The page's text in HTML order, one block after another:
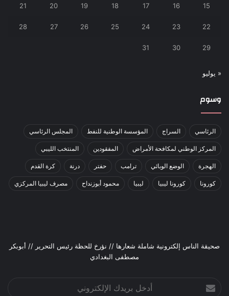
15
16
17
18
19
20
21
22
23
24
25
26
27
28
29
30
31
« يوليو
وسوم
الرئاسي السراج المؤسسة الوطنية للنفط المجلس الرئاسي
المركز الوطني لمكافحة الأمراض المفقودين المنتخب الليبي
الهجرة الوضع الوبائي ترامب حفتر درنة كرة القدم
كورونا كورونا ليبيا ليبيا محمود أبوزنداح مصرف ليبيا المركزي
صحيقة الناس إلكترونية شاملة شعارها // نؤرخ للحظة رئيس التحرير // أبوبكر
مصطفى البغدادي
بريدك